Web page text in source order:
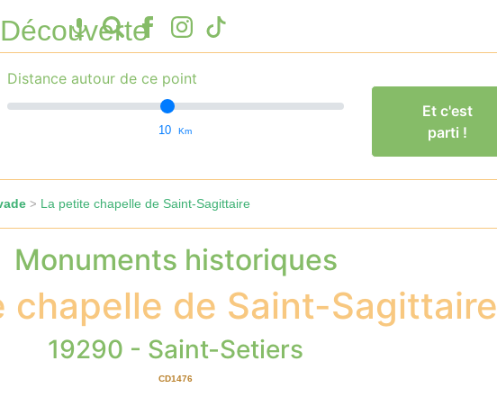
Découverte
Distance autour de ce point
10 Km
Et c'est
parti !
> La petite chapelle de Saint-Sagittaire
Monuments historiques
chapelle de Saint-Sagittaire
19290 - Saint-Setiers
CD1476